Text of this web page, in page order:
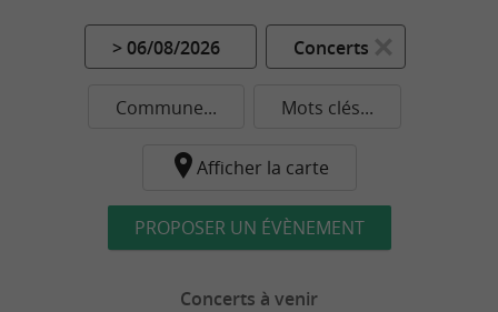
> 06/08/2026 Concerts
Commune... Mots clés...
Afficher la carte
PROPOSER UN ÉVÈNEMENT
Concerts à venir